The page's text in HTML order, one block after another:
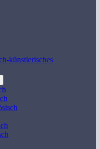
künstlerisches